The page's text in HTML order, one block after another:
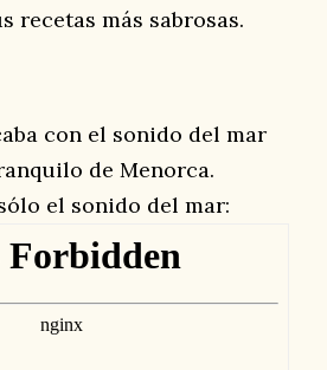
recetas más sabrosas.
con el sonido del mar
de Menorca.
el sonido del mar: